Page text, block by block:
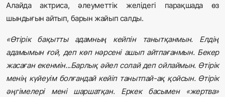
Алайда актриса, әлеуметтік желідегі парақшада өз
шындығын айтып, барын жайып салды.
«Өтірік бақытты адамның кейпін танытқанмын. Елдің
адамымын ғой, деп көп нәрсені ашып айтпағанмын. Бекер
жасаған екенмін...Барлық әйел солай деп ойлаймын. Өтірік
менің күйеуім болғандай кейіп танытпай-ақ қойсын. Өтірік
әңгімелері мені шаршатқан. Еркек басымен «жертва»